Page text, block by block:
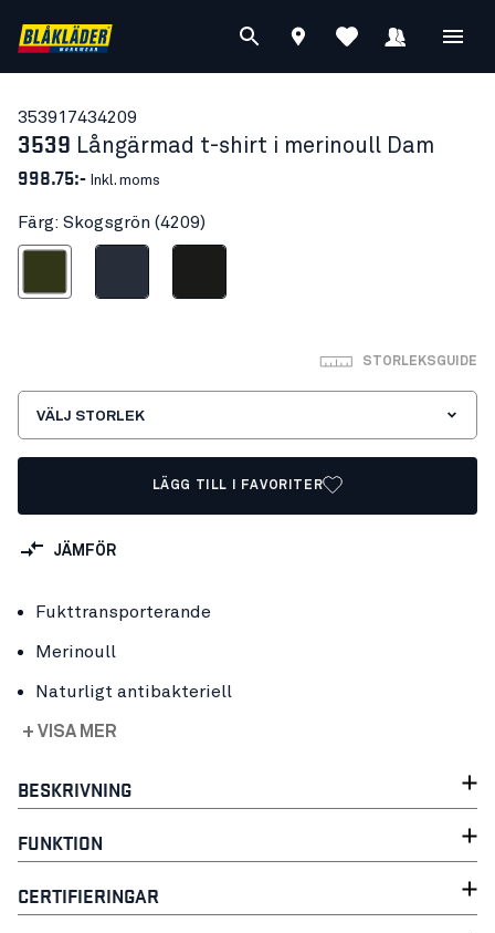
353917434209
3539 Långärmad t-shirt i merinoull Dam
998.75:- Inkl. moms
Färg: Skogsgrön (4209)
STORLEKSGUIDE
VÄLJ STORLEK
LÄGG TILL I FAVORITER
JÄMFÖR
Fukttransporterande
Merinoull
Naturligt antibakteriell
+ VISA MER
BESKRIVNING
FUNKTION
CERTIFIERINGAR